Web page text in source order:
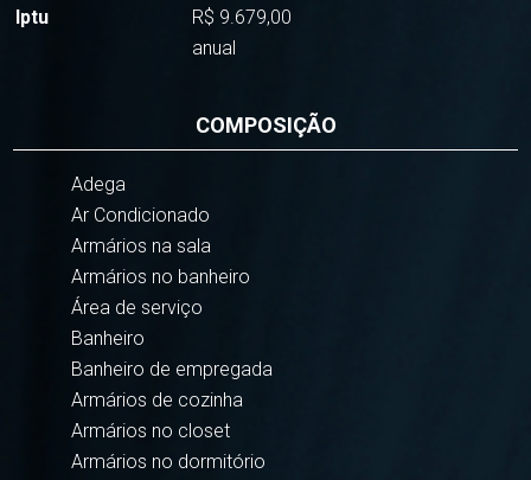
Iptu
R$ 9.679,00
anual
COMPOSIÇÃO
Adega
Ar Condicionado
Armários na sala
Armários no banheiro
Área de serviço
Banheiro
Banheiro de empregada
Armários de cozinha
Armários no closet
Armários no dormitório